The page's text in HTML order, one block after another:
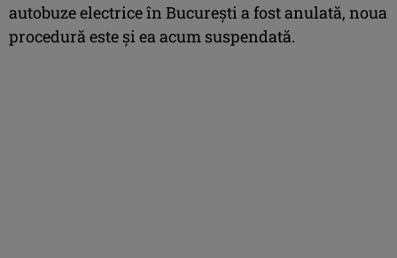
autobuze electrice în București a fost anulată, noua
procedură este și ea acum suspendată.